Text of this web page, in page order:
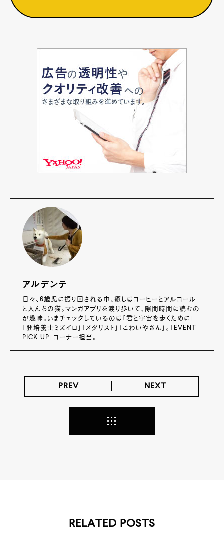
アルデンテ
日々、6歳児に振り回される中、癒しはコーヒーとアルコール
と人んちの猫。マンガアプリを渡り歩いて、隙間時間に読むの
が趣味。いまチェックしているのは「君と宇宙を歩くために」
「胚培養士ミズイロ」「メダリスト」「こわいやさん」。「EVENT
PICK UP」コーナー担当。
PREV NEXT
RELATED POSTS